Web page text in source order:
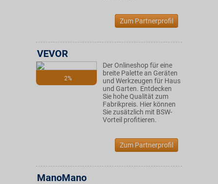
Zum Partnerprofil
2%
VEVOR
Der Onlineshop für eine
breite Palette an Geräten
und Werkzeugen für Haus
und Garten. Entdecken
Sie hohe Qualität zum
Fabrikpreis. Hier können
Sie zusätzlich mit BSW-
Vorteil profitieren.
Zum Partnerprofil
ManoMano